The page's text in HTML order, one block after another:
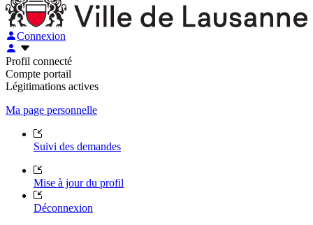
Connexion
Profil connecté
Compte portail
Légitimations actives
Ma page personnelle
Suivi des demandes
Mise à jour du profil
Déconnexion